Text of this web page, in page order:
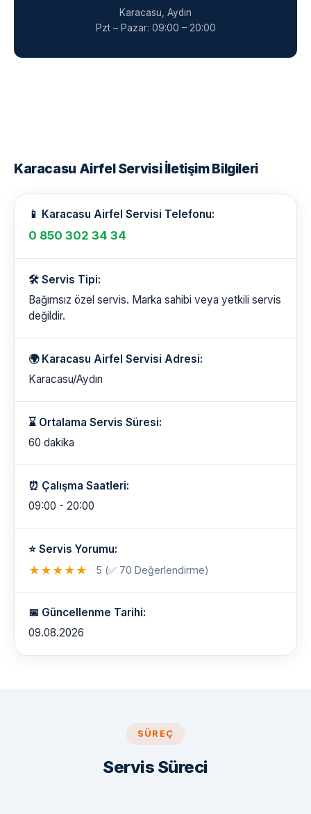
Karacasu, Aydın
Pzt – Pazar: 09:00 – 20:00
Karacasu Airfel Servisi İletişim Bilgileri
📱 Karacasu Airfel Servisi Telefonu:
0 850 302 34 34
🛠️ Servis Tipi:
Bağımsız özel servis. Marka sahibi veya yetkili servis
değildir.
🌍 Karacasu Airfel Servisi Adresi:
Karacasu/Aydın
⌛ Ortalama Servis Süresi:
60 dakika
⏰ Çalışma Saatleri:
09:00 - 20:00
⭐ Servis Yorumu:
★ ★ ★ ★ ★ 5 (✅ 70 Değerlendirme)
📅 Güncellenme Tarihi:
09.08.2026
SÜREÇ
Servis Süreci